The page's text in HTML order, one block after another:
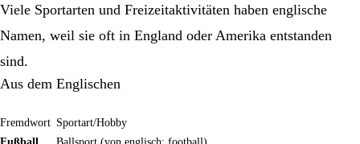
Viele Sportarten und Freizeitaktivitäten haben englische
Namen, weil sie oft in England oder Amerika entstanden
sind.
Aus dem Englischen
Fremdwort Sportart/Hobby